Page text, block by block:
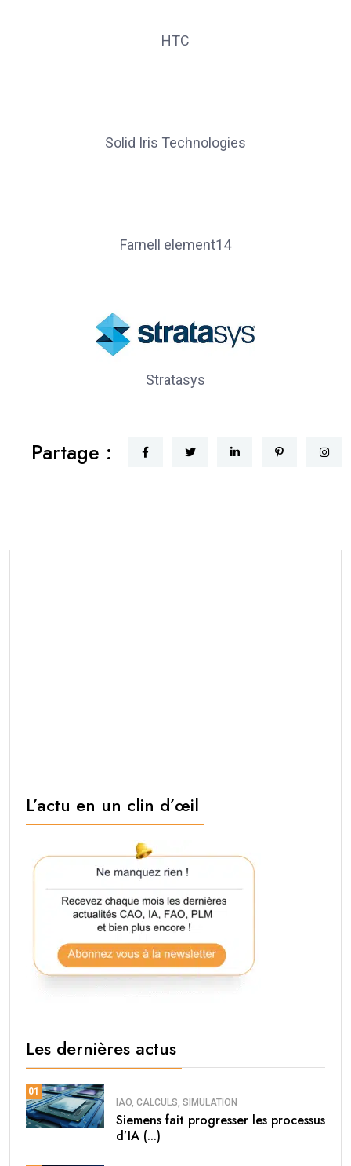
HTC
Solid Iris Technologies
Farnell element14
Stratasys
Partage :
L’actu en un clin d’œil
Les dernières actus
01
IAO, CALCULS, SIMULATION
Siemens fait progresser les processus
d’IA (...)